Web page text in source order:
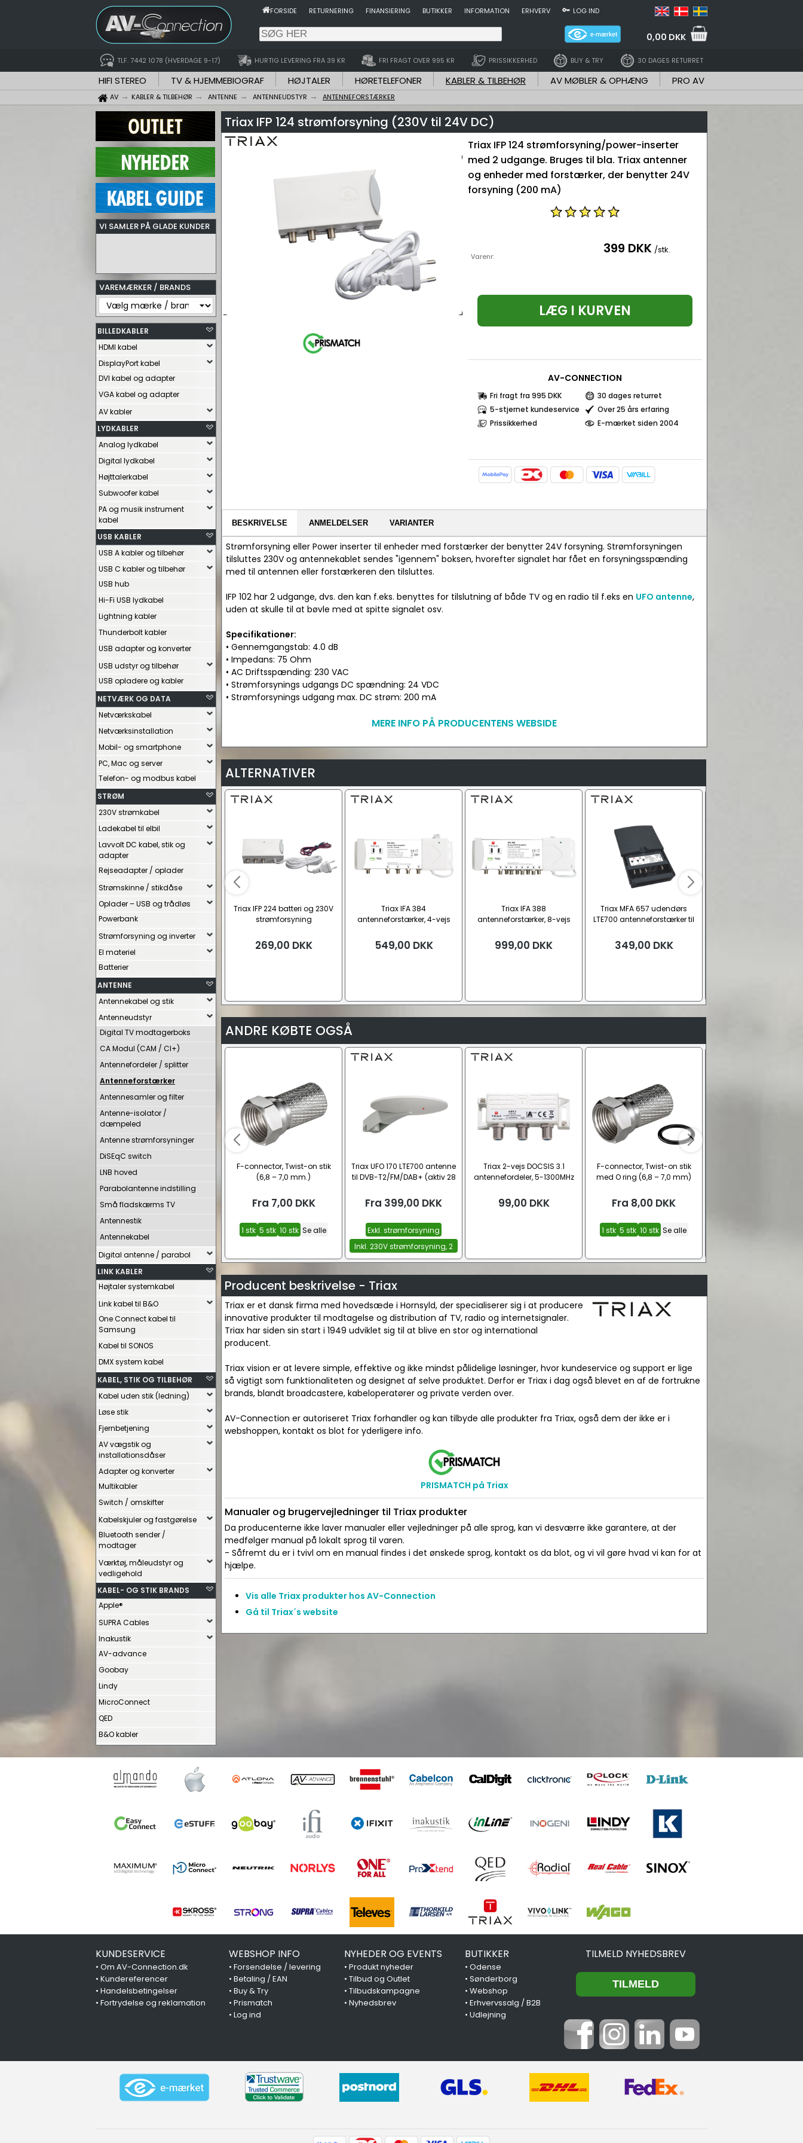
FORSIDE RETURNERING FINANSIERING BUTIKKER INFORMATION ERHVERV LOG IND
0,00 DKK
TLF. 7442 1078 (HVERDAGE 9-17) HURTIG LEVERING FRA 39 KR FRI FRAGT OVER 995 KR PRISSIKKERHED BUY & TRY 30 DAGES RETURRET
HIFI STEREO TV & HJEMMEBIOGRAF HØJTALER HØRETELEFONER KABLER & TILBEHØR AV MØBLER & OPHÆNG PRO AV
AV KABLER & TILBEHØR ANTENNE ANTENNEUDSTYR ANTENNEFORSTÆRKER
VI SAMLER PÅ GLADE KUNDER
VAREMÆRKER / BRANDS
BILLEDKABLER
HDMI kabel
DisplayPort kabel
DVI kabel og adapter
VGA kabel og adapter
AV kabler
LYDKABLER
Analog lydkabel
Digital lydkabel
Højttalerkabel
Subwoofer kabel
PA og musik instrument
kabel
USB KABLER
USB A kabler og tilbehør
USB C kabler og tilbehør
USB hub
Hi-Fi USB lydkabel
Lightning kabler
Thunderbolt kabler
USB adapter og konverter
USB udstyr og tilbehør
USB opladere og kabler
NETVÆRK OG DATA
Netværkskabel
Netværksinstallation
Mobil- og smartphone
PC, Mac og server
Telefon- og modbus kabel
STRØM
230V strømkabel
Ladekabel til elbil
Lavvolt DC kabel, stik og
adapter
Rejseadapter / oplader
Strømskinne / stikdåse
Oplader – USB og trådløs
Powerbank
Strømforsyning og inverter
El materiel
Batterier
ANTENNE
Antennekabel og stik
Antenneudstyr
Digital TV modtagerboks
CA Modul (CAM / CI+)
Antennefordeler / splitter
Antenneforstærker
Antennesamler og filter
Antenne-isolator /
dæmpeled
Antenne strømforsyninger
DiSEqC switch
LNB hoved
Parabolantenne indstilling
Små fladskærms TV
Antennestik
Antennekabel
Digital antenne / parabol
LINK KABLER
Højtaler systemkabel
Link kabel til B&O
One Connect kabel til
Samsung
Kabel til SONOS
DMX system kabel
KABEL, STIK OG TILBEHØR
Kabel uden stik (ledning)
Løse stik
Fjernbetjening
AV vægstik og
installationsdåser
Adapter og konverter
Multikabler
Switch / omskifter
Kabelskjuler og fastgørelse
Bluetooth sender /
modtager
Værktøj, måleudstyr og
vedligehold
KABEL- OG STIK BRANDS
Apple®
SUPRA Cables
Inakustik
AV-advance
Goobay
Lindy
MicroConnect
QED
B&O kabler
Triax IFP 124 strømforsyning (230V til 24V DC)
Triax IFP 124 strømforsyning/power-inserter
med 2 udgange. Bruges til bla. Triax antenner
og enheder med forstærker, der benytter 24V
forsyning (200 mA)
Varenr: 399 DKK /stk.
LÆG I KURVEN
AV-CONNECTION
Fri fragt fra 995 DKK
30 dages returret
5-stjernet kundeservice
Over 25 års erfaring
Prissikkerhed
E-mærket siden 2004
BESKRIVELSE ANMELDELSER VARIANTER
Strømforsyning eller Power inserter til enheder med forstærker der benytter 24V forsyning. Strømforsyningen
tilsluttes 230V og antennekablet sendes "igennem" boksen, hvorefter signalet har fået en forsyningsspænding
med til antennen eller forstærkeren den tilsluttes.
IFP 102 har 2 udgange, dvs. den kan f.eks. benyttes for tilslutning af både TV og en radio til f.eks en UFO antenne,
uden at skulle til at bøvle med at spitte signalet osv.
Specifikationer:
• Gennemgangstab: 4.0 dB
• Impedans: 75 Ohm
• AC Driftsspænding: 230 VAC
• Strømforsynings udgangs DC spændning: 24 VDC
• Strømforsynings udgang max. DC strøm: 200 mA
MERE INFO PÅ PRODUCENTENS WEBSIDE
ALTERNATIVER
Triax IFP 224 batteri og 230V
strømforsyning
269,00 DKK
Triax IFA 384
antenneforstærker, 4-vejs
549,00 DKK
Triax IFA 388
antenneforstærker, 8-vejs
999,00 DKK
Triax MFA 657 udendørs
LTE700 antenneforstærker til
349,00 DKK
ANDRE KØBTE OGSÅ
F-connector, Twist-on stik
(6,8 – 7,0 mm.)
Fra 7,00 DKK
1 stk 5 stk 10 stk Se alle
Triax UFO 170 LTE700 antenne
til DVB-T2/FM/DAB+ (aktiv 28
Fra 399,00 DKK
Exkl. strømforsyning
Inkl. 230V strømforsyning, 2
udtag
Triax 2-vejs DOCSIS 3.1
antennefordeler, 5-1300MHz
99,00 DKK
F-connector, Twist-on stik
med O ring (6,8 – 7,0 mm)
Fra 8,00 DKK
1 stk 5 stk 10 stk Se alle
Producent beskrivelse - Triax
Triax er et dansk firma med hovedsæde i Hornsyld, der specialiserer sig i at producere
innovative produkter til modtagelse og distribution af TV, radio og internetsignaler.
Triax har siden sin start i 1949 udviklet sig til at blive en stor og international
producent.
Triax vision er at levere simple, effektive og ikke mindst pålidelige løsninger, hvor kundeservice og support er lige
så vigtigt som funktionaliteten og designet af selve produktet. Derfor er Triax i dag også blevet en af de fortrukne
brands, blandt broadcastere, kabeloperatører og private verden over.
AV-Connection er autoriseret Triax forhandler og kan tilbyde alle produkter fra Triax, også dem der ikke er i
webshoppen, kontakt os blot for yderligere info.
PRISMATCH på Triax
Manualer og brugervejledninger til Triax produkter
Da producenterne ikke laver manualer eller vejledninger på alle sprog, kan vi desværre ikke garantere, at der
medfølger manual på lokalt sprog til varen.
- Såfremt du er i tvivl om en manual findes i det ønskede sprog, kontakt os da blot, og vi vil gøre hvad vi kan for at
hjælpe.
Vis alle Triax produkter hos AV-Connection
Gå til Triax´s website
KUNDESERVICE
• Om AV-Connection.dk
• Kundereferencer
• Handelsbetingelser
• Fortrydelse og reklamation
WEBSHOP INFO
• Forsendelse / levering
• Betaling / EAN
• Buy & Try
• Prismatch
• Log ind
NYHEDER OG EVENTS
• Produkt nyheder
• Tilbud og Outlet
• Tilbudskampagne
• Nyhedsbrev
BUTIKKER
•Odense
•Sønderborg
•Webshop
•Erhvervssalg / B2B
•Udlejning
TILMELD NYHEDSBREV